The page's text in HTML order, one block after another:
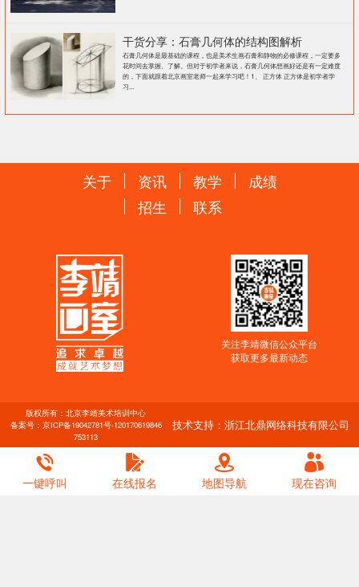
干货分享：石膏几何体的结构图解析
石膏几何体是最基础的课程，也是美术生画石膏和静物的必修课程，一定要多
花时间去掌握、了解。但对于初学者来说，石膏几何体想画好还是有一定难度
的，下面就跟着北京画室老师一起来学习吧！1、 正方体 正方体是初学者学
习...
一键呼叫 在线报名 地图导航 现在咨询
关于 资讯 教学
成绩
招生
联系
关注李靖微信公众平台
获取更多最新动态
版权所有：北京李靖美术培训中心
备案号： 京ICP备19042781号-120170619846
753113
技术支持：浙江北鼎网络科技有限公司